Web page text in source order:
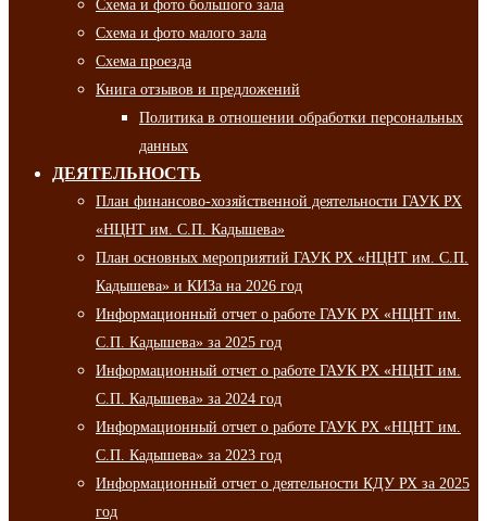
Схема и фото большого зала
Схема и фото малого зала
Схема проезда
Книга отзывов и предложений
Политика в отношении обработки персональных
данных
ДЕЯТЕЛЬНОСТЬ
План финансово-хозяйственной деятельности ГАУК РХ
«НЦНТ им. С.П. Кадышева»
План основных мероприятий ГАУК РХ «НЦНТ им. С.П.
Кадышева» и КИЗа на 2026 год
Информационный отчет о работе ГАУК РХ «НЦНТ им.
С.П. Кадышева» за 2025 год
Информационный отчет о работе ГАУК РХ «НЦНТ им.
С.П. Кадышева» за 2024 год
Информационный отчет о работе ГАУК РХ «НЦНТ им.
С.П. Кадышева» за 2023 год
Информационный отчет о деятельности КДУ РХ за 2025
год